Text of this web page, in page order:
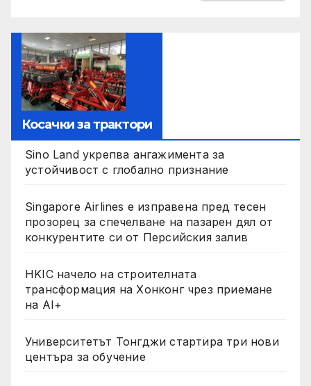
Косачки за трактори
Sino Land укрепва ангажимента за
устойчивост с глобално признание
Singapore Airlines е изправена пред тесен
прозорец за спечелване на пазарен дял от
конкурентите си от Персийския залив
HKIC начело на строителната
трансформация на Хонконг чрез приемане
на AI+
Университетът Тонгджи стартира три нови
центъра за обучение